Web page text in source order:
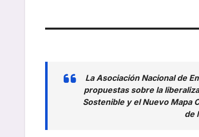
La Asociación Nacional de
propuestas sobre la
Sostenible y el Nuevo Mapa
de